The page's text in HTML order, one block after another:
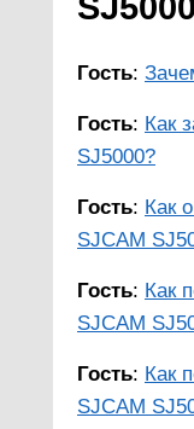
Гость:
Гость: Как
SJ5000?
Гость: Как
SJCAM
Гость: Как
SJCAM
Гость: Как
SJCAM